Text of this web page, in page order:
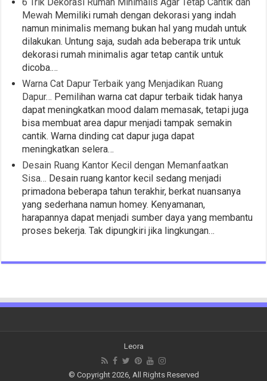
Mewah Memiliki rumah dengan dekorasi yang indah
namun minimalis memang bukan hal yang mudah untuk
dilakukan. Untung saja, sudah ada beberapa trik untuk
dekorasi rumah minimalis agar tetap cantik untuk
dicoba.…
Warna Cat Dapur Terbaik yang Menjadikan Ruang
Dapur… Pemilihan warna cat dapur terbaik tidak hanya
dapat meningkatkan mood dalam memasak, tetapi juga
bisa membuat area dapur menjadi tampak semakin
cantik. Warna dinding cat dapur juga dapat
meningkatkan selera…
Desain Ruang Kantor Kecil dengan Memanfaatkan
Sisa… Desain ruang kantor kecil sedang menjadi
primadona beberapa tahun terakhir, berkat nuansanya
yang sederhana namun homey. Kenyamanan,
harapannya dapat menjadi sumber daya yang membantu
proses bekerja. Tak dipungkiri jika lingkungan…
Leora
© Copyright 2026, All Rights Reserved